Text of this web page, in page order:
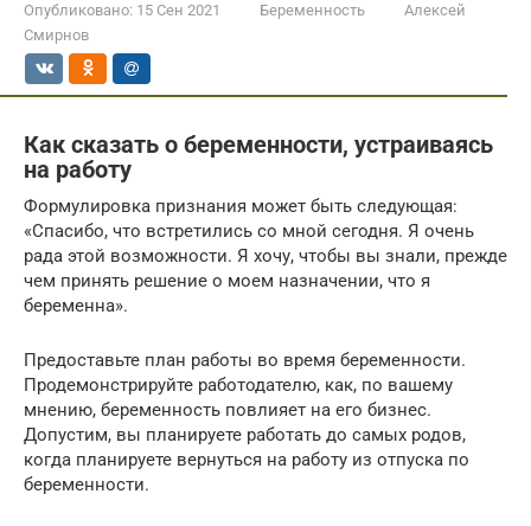
Опубликовано: 15 Сен 2021 Беременность
Алексей
Смирнов
Как сказать о беременности, устраиваясь
на работу
Формулировка признания может быть следующая:
«Спасибо, что встретились со мной сегодня. Я очень
рада этой возможности. Я хочу, чтобы вы знали, прежде
чем принять решение о моем назначении, что я
беременна».
Предоставьте план работы во время беременности.
Продемонстрируйте работодателю, как, по вашему
мнению, беременность повлияет на его бизнес.
Допустим, вы планируете работать до самых родов,
когда планируете вернуться на работу из отпуска по
беременности.